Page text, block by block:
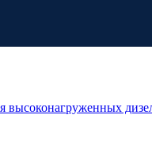
высоконагруженных